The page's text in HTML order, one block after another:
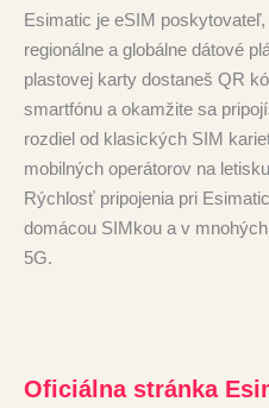
Esimatic je eSIM
regionálne a globálne dátové
plastovej karty dostaneš QR
smartfónu a okamžite sa
rozdiel od klasických SIM
mobilných operátorov na
Rýchlosť pripojenia pri
domácou SIMkou a v
5G.
Oficiálna stránka